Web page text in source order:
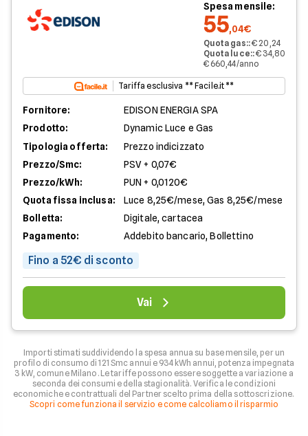
Spesa mensile:
55,04€
Quota gas::€ 20,24
Quota luce::€ 34,80
€ 660,44/anno
Tariffa esclusiva ** Facile.it **
Fornitore:
EDISON ENERGIA SPA
Prodotto:
Dynamic Luce e Gas
Tipologia offerta:
Prezzo indicizzato
Prezzo/Smc:
PSV + 0,07€
Prezzo/kWh:
PUN + 0,0120€
Quota fissa inclusa:
Luce 8,25€/mese, Gas 8,25€/mese
Bolletta:
Digitale, cartacea
Pagamento:
Addebito bancario, Bollettino
Fino a 52€ di sconto
Vai
Importi stimati suddividendo la spesa annua su base mensile, per un
profilo di consumo di 121 Smc annui e 934 kWh annui, potenza impegnata
3 kW, comune Milano. Le tariffe possono essere soggette a variazione a
seconda dei consumi e della stagionalità. Verifica le condizioni
economiche e contrattuali del Partner scelto prima della sottoscrizione.
Scopri come funziona il servizio e come calcoliamo il risparmio